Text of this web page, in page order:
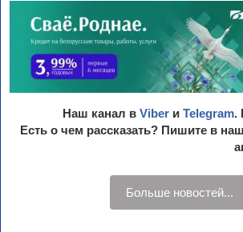
Наш канал в Viber и Telegram.
Есть о чем рассказать? Пишите в наш
Больше новостей...